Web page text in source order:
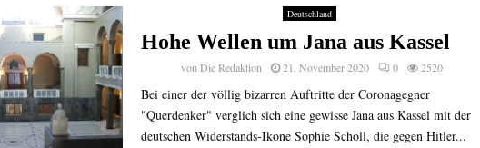
Deutschland
Hohe Wellen um Jana aus Kassel
vonDie Redaktion 21. November 2020 0 2520
Bei einer der völlig bizarren Auftritte der Coronagegner
"Querdenker" verglich sich eine gewisse Jana aus Kassel mit der
deutschen Widerstands-Ikone Sophie Scholl, die gegen Hitler...